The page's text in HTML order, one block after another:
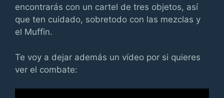
encontrarás con un cartel de tres objetos, así
que ten cuidado, sobretodo con las mezclas y
el Muffin.
Te voy a dejar además un vídeo por si quieres
ver el combate: